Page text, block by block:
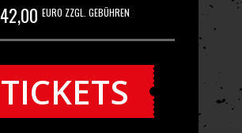
42,00 EURO ZZGL. GEBÜHREN
TICKETS